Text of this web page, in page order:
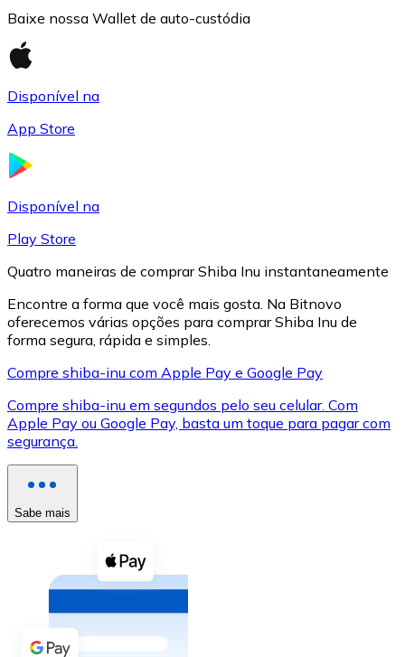
XRP
XRP
Ver tudo
Cupons cripto
Compre criptomoedas com dinheiro e outros
Comprar com dinheiro
Transferência SEPA
Baixe nossa Wallet de auto-custódia
Disponível na
App Store
Disponível na
Play Store
Quatro maneiras de comprar Shiba Inu instantaneamente
Encontre a forma que você mais gosta. Na Bitnovo
oferecemos várias opções para comprar Shiba Inu de
forma segura, rápida e simples.
Compre shiba-inu com Apple Pay e Google Pay
Compre shiba-inu em segundos pelo seu celular. Com
Apple Pay ou Google Pay, basta um toque para pagar com
segurança.
Sabe mais